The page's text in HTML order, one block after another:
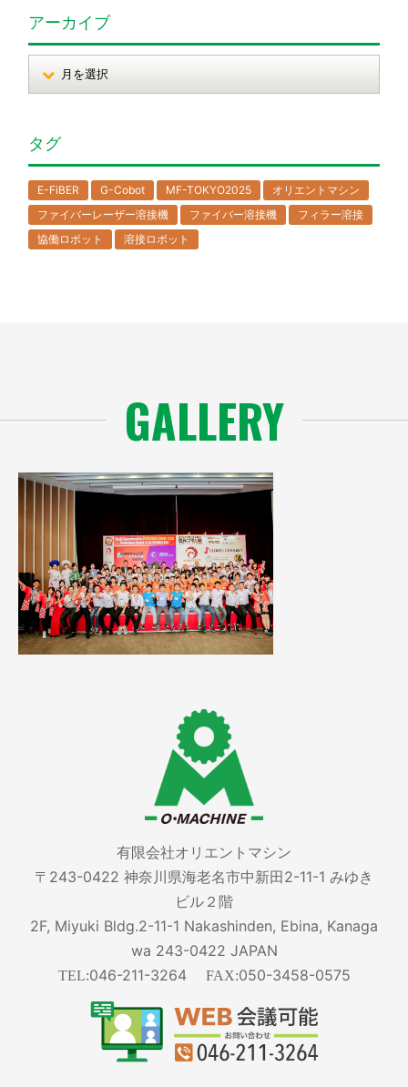
アーカイブ
タグ
E-FiBER G-Cobot MF-TOKYO2025
オリエントマシン
ファイバーレーザー溶接機
ファイバー溶接機
フィラー溶接
協働ロボット
溶接ロボット
GALLERY
有限会社オリエントマシン
〒243-0422 神奈川県海老名市中新田2-11-1 みゆき
ビル２階
2F, Miyuki Bldg.2-11-1 Nakashinden, Ebina, Kanaga
wa 243-0422 JAPAN
046-211-3264
050-3458-0575